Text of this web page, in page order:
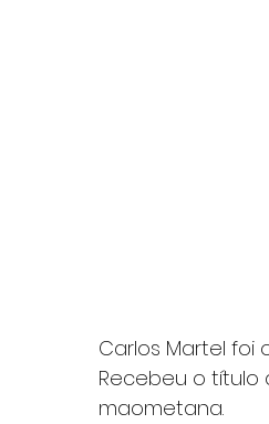
Carlos Martel foi
Recebeu o título
maometana.